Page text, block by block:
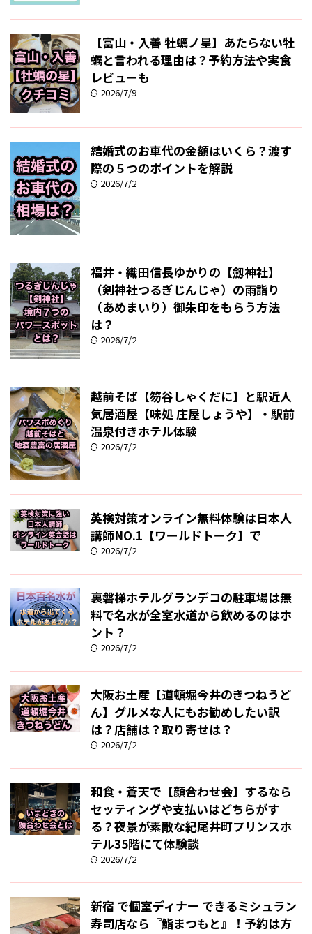
【富山・入善 牡蠣ノ星】あたらない牡
蠣と言われる理由は？予約方法や実食
レビューも
2026/7/9
結婚式のお車代の金額はいくら？渡す
際の５つのポイントを解説
2026/7/2
福井・織田信長ゆかりの【劔神社】
（剣神社つるぎじんじゃ）の雨詣り
（あめまいり）御朱印をもらう方法
は？
2026/7/2
越前そば【笏谷しゃくだに】と駅近人
気居酒屋【味処 庄屋しょうや】・駅前
温泉付きホテル体験
2026/7/2
英検対策オンライン無料体験は日本人
講師NO.1【ワールドトーク】で
2026/7/2
裏磐梯ホテルグランデコの駐車場は無
料で名水が全室水道から飲めるのはホ
ント？
2026/7/2
大阪お土産【道頓堀今井のきつねうど
ん】グルメな人にもお勧めしたい訳
は？店舗は？取り寄せは？
2026/7/2
和食・蒼天で【顔合わせ会】するなら
セッティングや支払いはどちらがす
る？夜景が素敵な紀尾井町プリンスホ
テル35階にて体験談
2026/7/2
新宿 で個室ディナー できるミシュラン
寿司店なら『鮨まつもと』！予約は方